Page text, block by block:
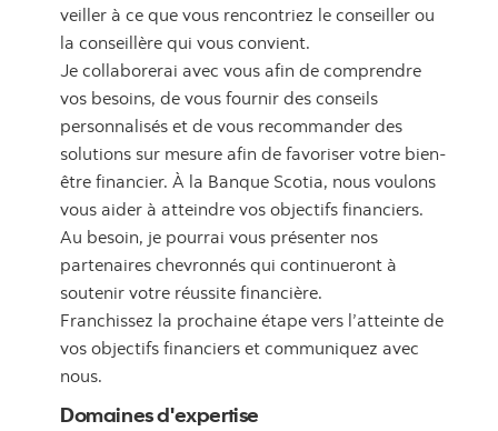
veiller à ce que vous rencontriez le conseiller ou
la conseillère qui vous convient.
Je collaborerai avec vous afin de comprendre
vos besoins, de vous fournir des conseils
personnalisés et de vous recommander des
solutions sur mesure afin de favoriser votre bien-
être financier. À la Banque Scotia, nous voulons
vous aider à atteindre vos objectifs financiers.
Au besoin, je pourrai vous présenter nos
partenaires chevronnés qui continueront à
soutenir votre réussite financière.
Franchissez la prochaine étape vers l’atteinte de
vos objectifs financiers et communiquez avec
nous.
Domaines d'expertise